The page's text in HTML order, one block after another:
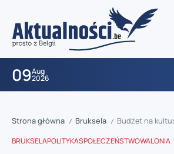
09Aug
2026
Strona główna / Bruksela / Budżet na kulturę w Federacji
BRUKSELAPOLITYKASPOŁECZEŃSTWOWALONIA